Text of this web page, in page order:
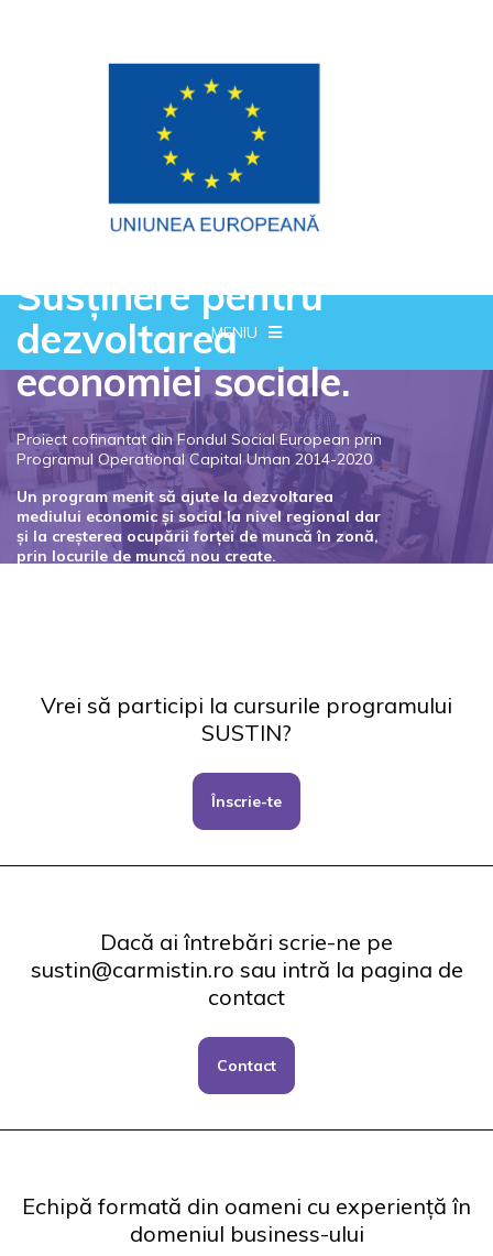
MENIU
Susținere pentru
dezvoltarea
economiei sociale.
Proiect cofinantat din Fondul Social European prin
Programul Operational Capital Uman 2014-2020
Un program menit să ajute la dezvoltarea
mediului economic și social la nivel regional dar
și la creșterea ocupării forței de muncă în zonă,
prin locurile de muncă nou create.
Vrei să participi la cursurile programului
SUSTIN?
Înscrie-te
Dacă ai întrebări scrie-ne pe
sustin@carmistin.ro sau intră la pagina de
contact
Contact
Echipă formată din oameni cu experiență în
domeniul business-ului